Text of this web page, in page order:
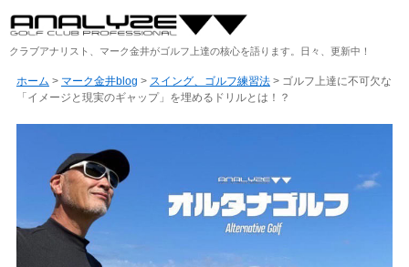
クラブアナリスト、マーク金井がゴルフ上達の核心を語ります。日々、更新中！
ホーム > マーク金井blog > スイング、ゴルフ練習法> ゴルフ上達に不可欠な
「イメージと現実のギャップ」を埋めるドリルとは！？